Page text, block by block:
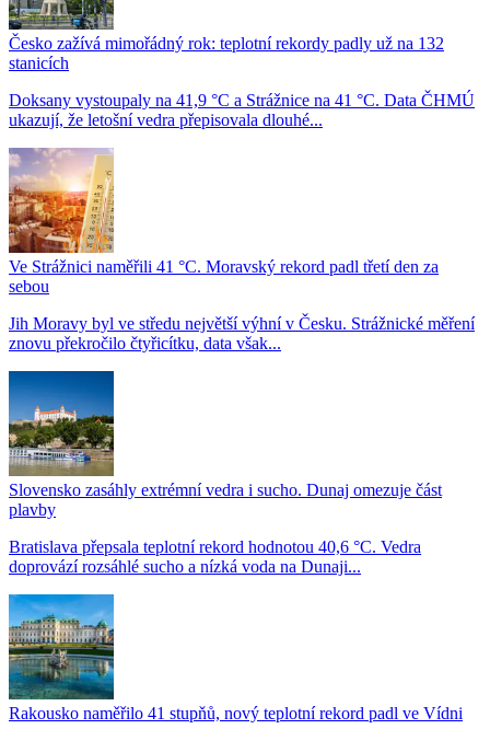
Česko zažívá mimořádný rok: teplotní rekordy padly už na 132
stanicích
Doksany vystoupaly na 41,9 °C a Strážnice na 41 °C. Data ČHMÚ
ukazují, že letošní vedra přepisovala dlouhé...
Ve Strážnici naměřili 41 °C. Moravský rekord padl třetí den za
sebou
Jih Moravy byl ve středu největší výhní v Česku. Strážnické měření
znovu překročilo čtyřicítku, data však...
Slovensko zasáhly extrémní vedra i sucho. Dunaj omezuje část
plavby
Bratislava přepsala teplotní rekord hodnotou 40,6 °C. Vedra
doprovází rozsáhlé sucho a nízká voda na Dunaji...
Rakousko naměřilo 41 stupňů, nový teplotní rekord padl ve Vídni